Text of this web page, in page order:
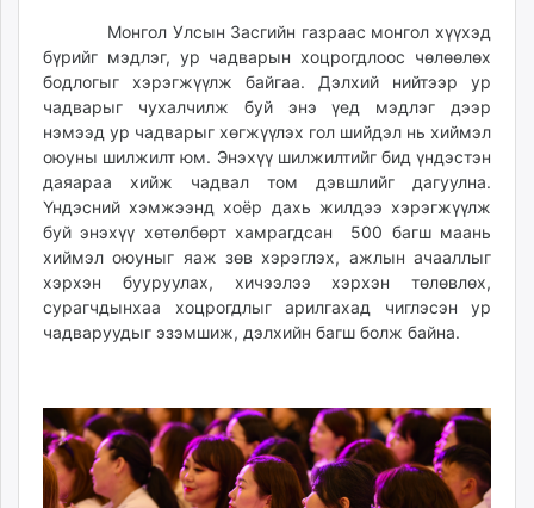
Монгол Улсын Засгийн газраас монгол хүүхэд
бүрийг мэдлэг, ур чадварын хоцрогдлоос чөлөөлөх
бодлогыг хэрэгжүүлж байгаа. Дэлхий нийтээр ур
чадварыг чухалчилж буй энэ үед мэдлэг дээр
нэмээд ур чадварыг хөгжүүлэх гол шийдэл нь хиймэл
оюуны шилжилт юм. Энэхүү шилжилтийг бид үндэстэн
даяараа хийж чадвал том дэвшлийг дагуулна.
Үндэсний хэмжээнд хоёр дахь жилдээ хэрэгжүүлж
буй энэхүү хөтөлбөрт хамрагдсан 500 багш маань
хиймэл оюуныг яаж зөв хэрэглэх, ажлын ачааллыг
хэрхэн бууруулах, хичээлээ хэрхэн төлөвлөх,
сурагчдынхаа хоцрогдлыг арилгахад чиглэсэн ур
чадваруудыг эзэмшиж, дэлхийн багш болж байна.